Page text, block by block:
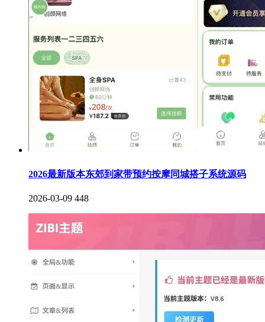
2026最新版本东郊到家带预约按摩同城搭子系统源码
2026-03-09 448